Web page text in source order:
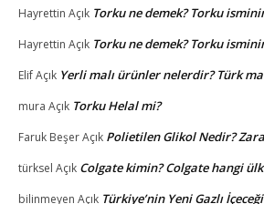
Hayrettin Açık Torku ne demek? Torku
Hayrettin Açık Torku ne demek? Torku
ElifAçık Yerli malı ürünler nelerdir? Türk
mura Açık Torku Helal mi?
Faruk BeşerAçık Polietilen Glikol Nedir?
türksel Açık Colgate kimin? Colgate hangi
bilinmeyen Açık Türkiye’nin Yeni Gazlı